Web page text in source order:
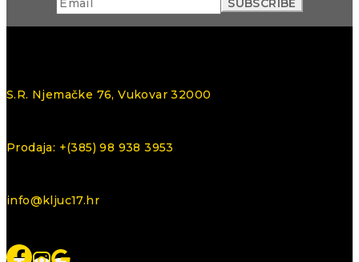
S.R. Njemačke 76, Vukovar 32000
Prodaja: +(385) 98 938 3953
info@kljuc17.hr